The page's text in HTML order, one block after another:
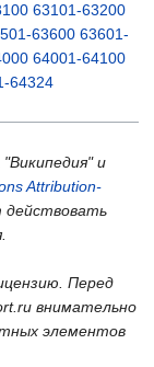
63101-63200
63600 63601-
64001-64100
64324
и
Attribution-
действовать
Перед
внимательно
элементов